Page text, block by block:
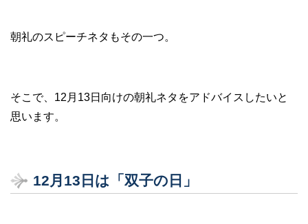
朝礼のスピーチネタもその一つ。
そこで、12月13日向けの朝礼ネタをアドバイスしたいと
思います。
12 月13 日は「双子の日」